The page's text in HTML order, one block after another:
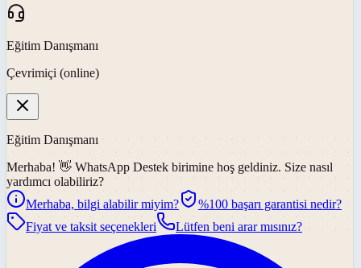
Eğitim Danışmanı
Çevrimiçi (online)
Eğitim Danışmanı
Merhaba! 👋 WhatsApp Destek birimine hoş geldiniz. Size nasıl
yardımcı olabiliriz?
Merhaba, bilgi alabilir miyim?
%100 başarı garantisi nedir?
Fiyat ve taksit seçenekleri
Lütfen beni arar mısınız?